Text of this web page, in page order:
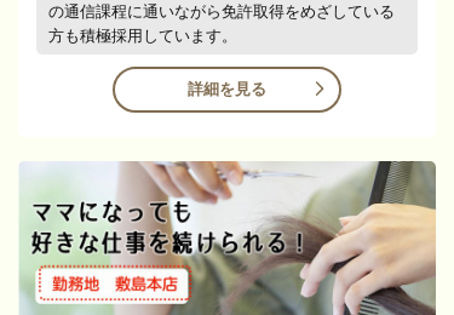
の通信課程に通いながら免許取得をめざしている
方も積極採用しています。
詳細を見る